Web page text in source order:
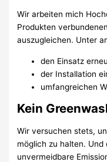
Wir arbeiten mich
Produkten
auszugleichen. Unter
den Einsatz
der Installation
umfangreichen
Kein
Wir versuchen stets,
möglich zu halten. Und
unvermeidbare